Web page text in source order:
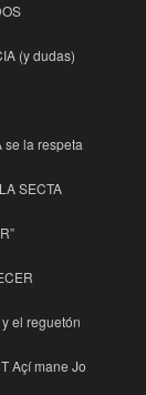
(y dudas)
se la respeta
LA SECTA
el reguetón
Açí mane Jo